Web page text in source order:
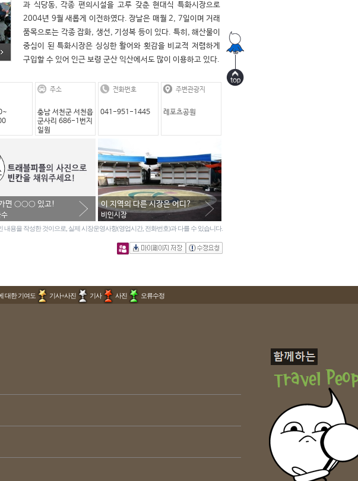
과 식당동, 각종 편의시설을 고루 갖춘 현대식 특화시장으로
2004년 9월 새롭게 이전하였다. 장날은 매월 2, 7일이며 거래
품목으로는 각종 잡화, 생선, 기성복 등이 있다. 특히, 해산물이
중심이 된 특화시장은 싱싱한 활어와 횟감을 비교적 저렴하게
구입할 수 있어 인근 보령 군산 익산에서도 많이 이용하고 있다.
주소
충남 서천군 서천읍
군사리 686-1번지
일원
전화번호
041-951-1445
주변관광지
레포츠공원
면 ○○○ 있고! 이 지역의 다른 시장은 어디?
비인시장
용을 작성한 것이으로, 실제 시장운영사항(영업시간, 전화번호)과 다를 수 있습니다.
대한 기여도 기사+사진 기사 사진 오류수정